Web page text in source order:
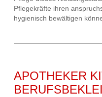
Pflegekräfte ihren
hygienisch bewältigen
APOTHEKER